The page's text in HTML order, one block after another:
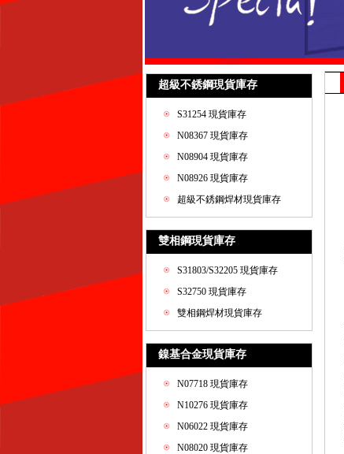
超級不銹鋼現貨庫存
S31254 現貨庫存
N08367 現貨庫存
N08904 現貨庫存
N08926 現貨庫存
超級不銹鋼焊材現貨庫存
雙相鋼現貨庫存
S31803/S32205 現貨庫存
S32750 現貨庫存
雙相鋼焊材現貨庫存
鎳基合金現貨庫存
N07718 現貨庫存
N10276 現貨庫存
N06022 現貨庫存
N08020 現貨庫存